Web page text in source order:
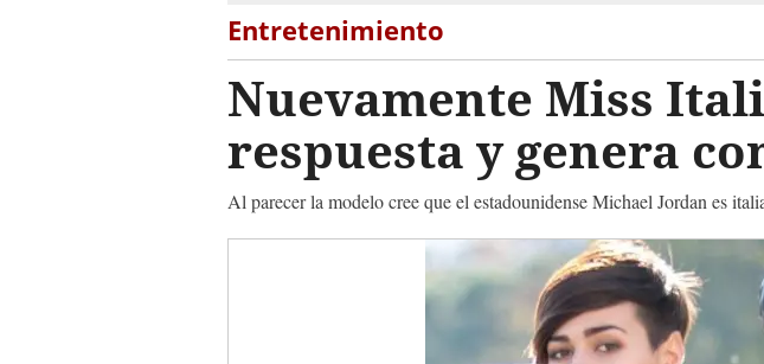
Entretenimiento
Nuevamente Miss
respuesta y genera
Al parecer la modelo cree que el estadounidense Michael Jordan es